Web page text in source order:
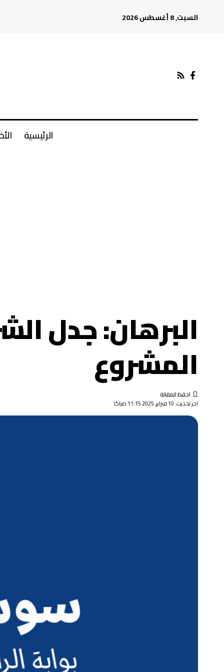
السبت, 8 أغسطس 2026
الرئيسية
البرهان: جدل
المشروع
اخر تحديث: 10 فبراير, 2025 11:15 صباحًا